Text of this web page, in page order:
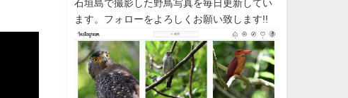
石垣島で撮影した野鳥写真を毎日更新してい
ます。フォローをよろしくお願い致します!!